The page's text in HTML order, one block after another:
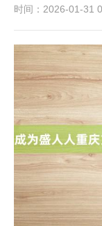
时间：2026-01-31